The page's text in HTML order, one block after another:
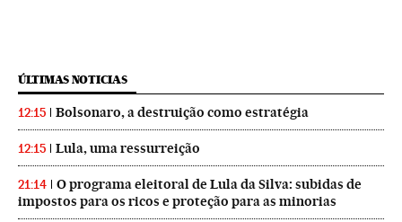
ÚLTIMAS NOTICIAS
12:15 Bolsonaro, a destruição como estratégia
12:15 Lula, uma ressurreição
21:14
O programa eleitoral de Lula da Silva: subidas de
impostos para os ricos e proteção para as minorias